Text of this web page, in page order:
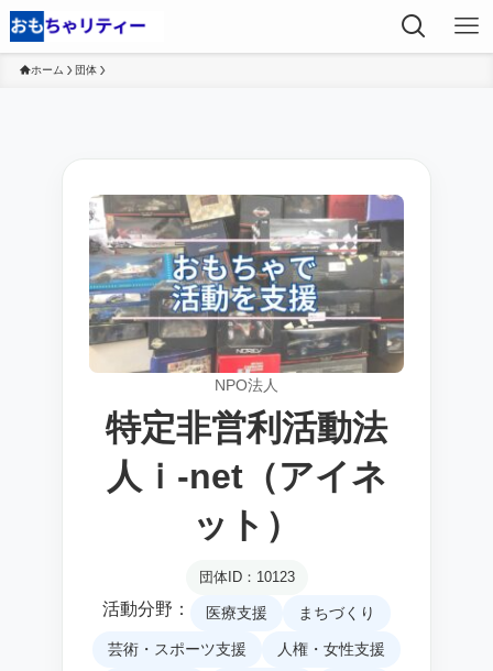
ホーム 団体
NPO法人
特定非営利活動法
人ｉ‐net（アイネ
ット）
団体ID：10123
活動分野： 医療支援 まちづくり
芸術・スポーツ支援 人権・女性支援